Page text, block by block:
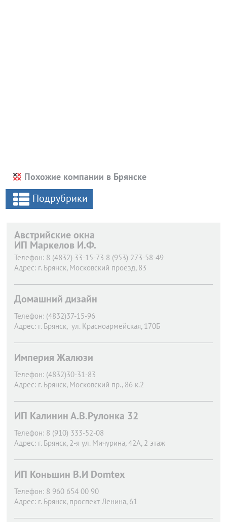
Похожие компании в Брянске
Подрубрики
Австрийские окна
ИП Маркелов И.Ф.
Телефон: 8 (4832) 33-15-73 8 (953) 273-58-49
Адрес: г. Брянск, Московский проезд, 83
Домашний дизайн
Телефон: (4832)37-15-96
Адрес: г. Брянск, ул. Красноармейская, 170Б
Империя Жалюзи
Телефон: (4832)30-31-83
Адрес: г. Брянск, Московский пр., 86 к.2
ИП Калинин А.В.Рулонка 32
Телефон: 8 (910) 333-52-08
Адрес: г. Брянск, 2-я ул. Мичурина, 42А, 2 этаж
ИП Коньшин В.И Domtex
Телефон: 8 960 654 00 90
Адрес: г. Брянск, проспект Ленина, 61